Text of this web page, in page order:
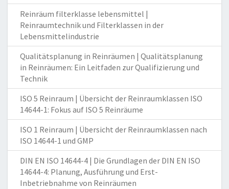
Reinräum filterklasse lebensmittel |
Reinraumtechnik und Filterklassen in der
Lebensmittelindustrie
Qualitätsplanung in Reinräumen | Qualitätsplanung
in Reinräumen: Ein Leitfaden zur Qualifizierung und
Technik
ISO 5 Reinraum | Übersicht der Reinraumklassen ISO
14644-1: Fokus auf ISO 5 Reinräume
ISO 1 Reinraum | Übersicht der Reinraumklassen nach
ISO 14644-1 und GMP
DIN EN ISO 14644-4 | Die Grundlagen der DIN EN ISO
14644-4: Planung, Ausführung und Erst-
Inbetriebnahme von Reinräumen